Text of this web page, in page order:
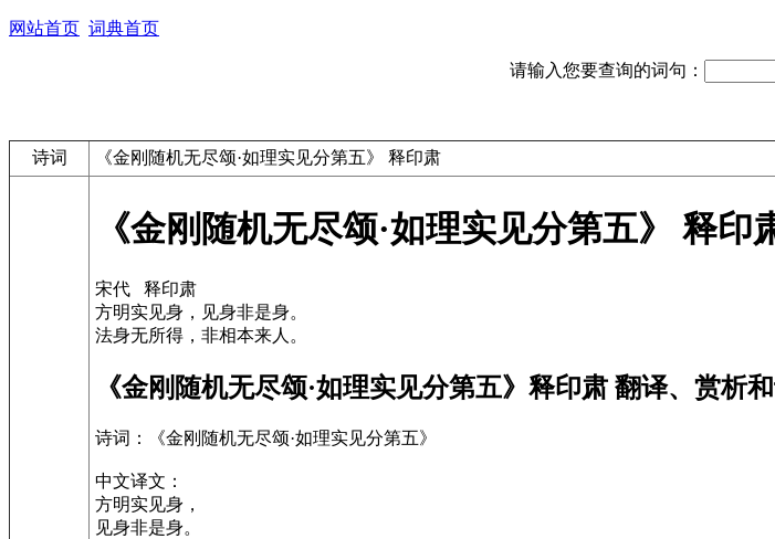
网站首页 词典首页
请输入您要查询的词句：
诗词 《金刚随机无尽颂·如理实见分第五》 释印肃
《金刚随机无尽颂·如理实见分第五》 释印
宋代 释印肃
方明实见身，见身非是身。
法身无所得，非相本来人。
《金刚随机无尽颂·如理实见分第五》释印肃 翻译、赏析
诗词：《金刚随机无尽颂·如理实见分第五》
中文译文：
方明实见身，
见身非是身。